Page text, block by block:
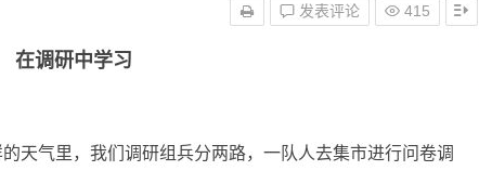
在调研中学习
发表评论 415
气里，我们调研组兵分两路，一队人去集市进行问卷调